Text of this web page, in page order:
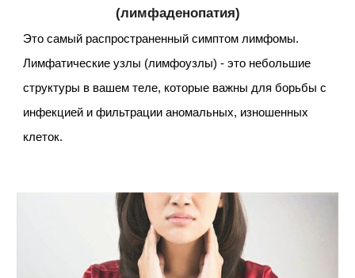
(лимфаденопатия)
Это самый распространенный симптом лимфомы.
Лимфатические узлы (лимфоузлы) - это небольшие
структуры в вашем теле, которые важны для борьбы с
инфекцией и фильтрации аномальных, изношенных
клеток.